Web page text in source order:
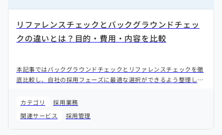
リファレンスチェックとバックグラウンドチェッ
クの違いとは？目的・費用・内容を比較
本記事ではバックグラウンドチェックとリファレンスチェックを徹
底比較し、自社の採用フェーズに最適な選択ができるよう整理しま
カテゴリ
採用業務
関連サービス
採用管理